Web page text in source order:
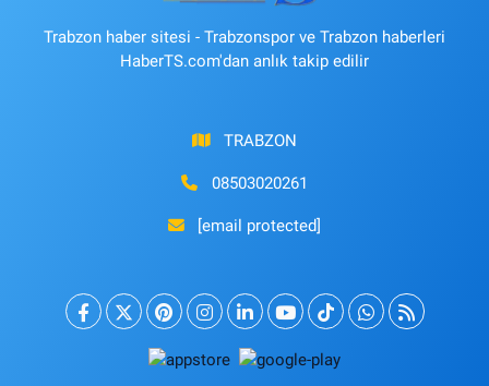
Trabzon haber sitesi - Trabzonspor ve Trabzon haberleri
HaberTS.com'dan anlık takip edilir
TRABZON
08503020261
[email protected]